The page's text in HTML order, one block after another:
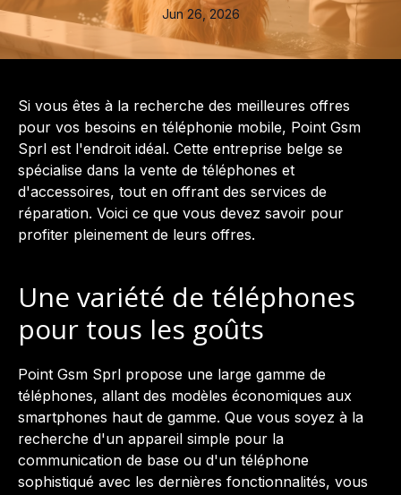
Jun 26, 2026
Si vous êtes à la recherche des meilleures offres
pour vos besoins en téléphonie mobile, Point Gsm
Sprl est l'endroit idéal. Cette entreprise belge se
spécialise dans la vente de téléphones et
d'accessoires, tout en offrant des services de
réparation. Voici ce que vous devez savoir pour
profiter pleinement de leurs offres.
Une variété de téléphones
pour tous les goûts
Point Gsm Sprl propose une large gamme de
téléphones, allant des modèles économiques aux
smartphones haut de gamme. Que vous soyez à la
recherche d'un appareil simple pour la
communication de base ou d'un téléphone
sophistiqué avec les dernières fonctionnalités, vous